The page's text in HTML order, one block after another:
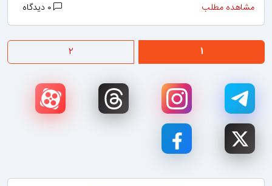
مشاهده مطلب
۱ ۲